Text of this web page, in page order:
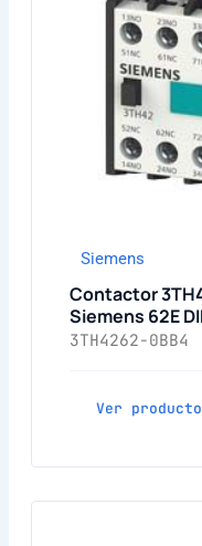
Siemens
Contactor
Siemens 62E
3TH4262-0BB4
Ver